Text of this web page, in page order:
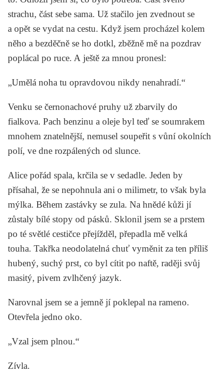
strachu, část sebe sama. Už stačilo jen zvednout se
a opět se vydat na cestu. Když jsem procházel kolem
něho a bezděčně se ho dotkl, zběžně mě na pozdrav
poplácal po ruce. A ještě za mnou pronesl:
„Umělá noha tu opravdovou nikdy nenahradí.“
Venku se černonachové pruhy už zbarvily do
fialkova. Pach benzinu a oleje byl teď se soumrakem
mnohem znatelnější, nemusel soupeřit s vůní okolních
polí, ve dne rozpálených od slunce.
Alice pořád spala, krčila se v sedadle. Jeden by
přísahal, že se nepohnula ani o milimetr, to však byla
mýlka. Během zastávky se zula. Na hnědé kůži jí
zůstaly bílé stopy od pásků. Sklonil jsem se a prstem
po té světlé cestičce přejížděl, přepadla mě velká
touha. Takřka neodolatelná chuť vyměnit za ten příliš
hubený, suchý prst, co byl cítit po naftě, raději svůj
masitý, pivem zvlhčený jazyk.
Narovnal jsem se a jemně jí poklepal na rameno.
Otevřela jedno oko.
„Vzal jsem plnou.“
Zívla.